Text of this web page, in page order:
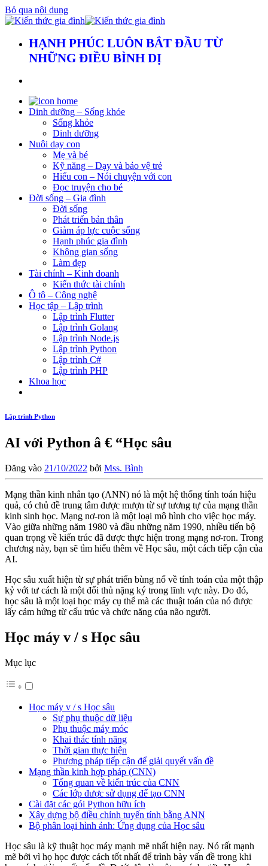
Bỏ qua nội dung
HẠNH PHÚC LUÔN BẮT ĐẦU TỪ
NHỮNG ĐIỀU BÌNH DỊ
Dinh dưỡng – Sống khỏe
Sống khỏe
Dinh dưỡng
Nuôi dạy con
Mẹ và bé
Kỹ năng – Dạy và bảo vệ trẻ
Hiểu con – Nói chuyện với con
Đọc truyện cho bé
Đời sống – Gia đình
Đời sống
Phát triển bản thân
Giảm áp lực cuộc sống
Hạnh phúc gia đình
Không gian sống
Làm đẹp
Tài chính – Kinh doanh
Kiến thức tài chính
Ô tô – Công nghệ
Học tập – Lập trình
Lập trình Flutter
Lập trình Golang
Lập trình Node.js
Lập trình Python
Lập trình C#
Lập trình PHP
Khoa học
Lập trình Python
AI với Python â € “Học sâu
Đăng vào 21/10/2022 bởi Mss. Bình
Mạng thần kinh nhân tạo (ANN) nó là một hệ thống tính toán hiệu
quả, có chủ đề trung tâm được mượn từ sự tương tự của mạng thần
kinh sinh học. Mạng nơ-ron là một loại mô hình cho việc học máy.
Vào giữa những năm 1980 và đầu những năm 1990, nhiều tiến bộ
quan trọng về kiến ​​trúc đã được thực hiện trong mạng nơ-ron. Trong
chương này, bạn sẽ tìm hiểu thêm về Học sâu, một cách tiếp cận của
AI.
Học sâu xuất hiện từ sự phát triển bùng nổ về tính toán của một thập
kỷ với tư cách là một đối thủ nặng ký trong lĩnh vực này. Do đó,
học sâu là một loại học máy cụ thể mà các thuật toán của nó được
lấy cảm hứng từ cấu trúc và chức năng của não người.
Học máy v / s Học sâu
Mục lục
Học máy v / s Học sâu
Sự phụ thuộc dữ liệu
Phụ thuộc máy móc
Khai thác tính năng
Thời gian thực hiện
Phương pháp tiếp cận để giải quyết vấn đề
Mạng thần kinh hợp pháp (CNN)
Tổng quan về kiến ​​trúc của CNN
Các lớp được sử dụng để tạo CNN
Cài đặt các gói Python hữu ích
Xây dựng bộ điều chỉnh tuyến tính bằng ANN
Bộ phân loại hình ảnh: Ứng dụng của Học sâu
Học sâu là kỹ thuật học máy mạnh mẽ nhất hiện nay. Nó rất mạnh
mẽ bởi vì họ học được cách tốt nhất để trình bày vấn đề trong khi